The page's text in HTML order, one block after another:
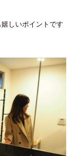
しいポイントです